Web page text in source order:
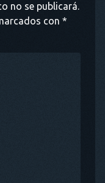
no se publicará.
con *